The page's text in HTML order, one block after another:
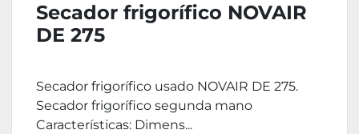
Secador frigorífico NOVAIR
DE 275
Secador frigorífico usado NOVAIR DE 275.
Secador frigorífico segunda mano
Características: Dimens...